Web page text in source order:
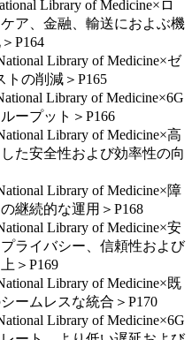
Library of Medicine×ロ
ア、金融、輸送におよぶ機
P164
Library of Medicine×ゼ
トの削減＞P165
Library of Medicine×6G
ープット＞P166
Library of Medicine×高
た安全性および効率性の向
Library of Medicine×障
継続的な運用＞P168
Library of Medicine×安
ライバシー、信頼性および
＞P169
Library of Medicine×既
ームレスな統合＞P170
Library of Medicine×6G